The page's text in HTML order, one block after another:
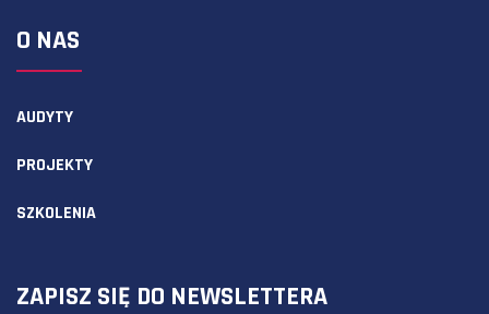
O NAS
AUDYTY
PROJEKTY
SZKOLENIA
ZAPISZ SIĘ DO NEWSLETTERA